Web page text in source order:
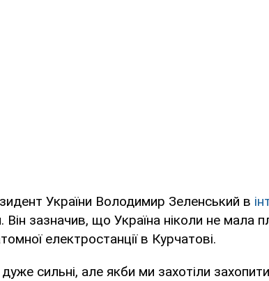
України Володимир Зеленський в
Він зазначив, що Україна ніколи не мала
електростанції в Курчатові.
сильні, але якби ми захотіли